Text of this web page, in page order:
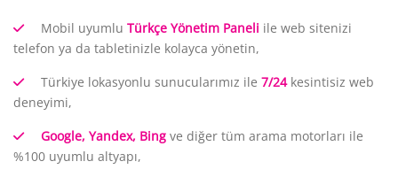
Mobil uyumlu Türkçe Yönetim Paneli ile web sitenizi
telefon ya da tabletinizle kolayca yönetin,
Türkiye lokasyonlu sunucularımız ile 7/24kesintisiz web
deneyimi,
Google, Yandex, Bing ve diğer tüm arama motorları ile
%100 uyumlu altyapı,